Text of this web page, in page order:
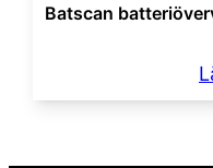
Batscan